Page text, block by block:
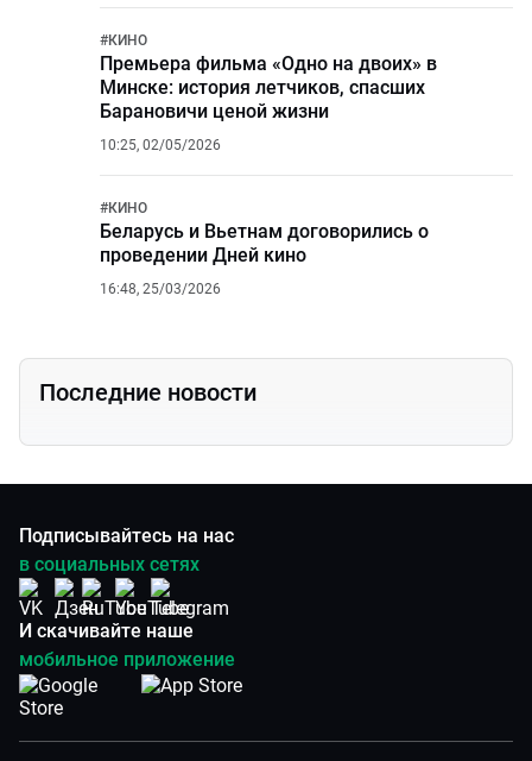
#КИНО
Премьера фильма «Одно на двоих» в
Минске: история летчиков, спасших
Барановичи ценой жизни
10:25, 02/05/2026
#КИНО
Беларусь и Вьетнам договорились о
проведении Дней кино
16:48, 25/03/2026
Последние новости
Подписывайтесь на нас
в социальных сетях
И скачивайте наше
мобильное приложение